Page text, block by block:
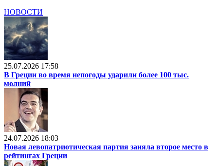
НОВОСТИ
25.07.2026 17:58
В Греции во время непогоды ударили более 100 тыс.
молний
24.07.2026 18:03
Новая левопатриотическая партия заняла второе место в
рейтингах Греции